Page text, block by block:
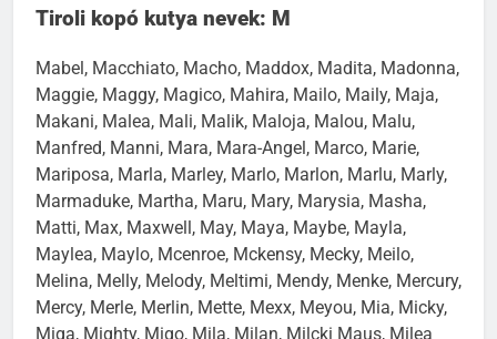
Mabel, Macchiato, Macho, Maddox, Madita, Madonna,
Maggie, Maggy, Magico, Mahira, Mailo, Maily, Maja,
Makani, Malea, Mali, Malik, Maloja, Malou, Malu,
Manfred, Manni, Mara, Mara-Angel, Marco, Marie,
Mariposa, Marla, Marley, Marlo, Marlon, Marlu, Marly,
Marmaduke, Martha, Maru, Mary, Marysia, Masha,
Matti, Max, Maxwell, May, Maya, Maybe, Mayla,
Maylea, Maylo, Mcenroe, Mckensy, Mecky, Meilo,
Melina, Melly, Melody, Meltimi, Mendy, Menke, Mercury,
Mercy, Merle, Merlin, Mette, Mexx, Meyou, Mia, Micky,